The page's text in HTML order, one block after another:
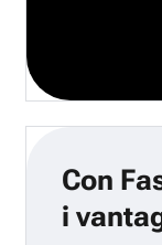
Con
i